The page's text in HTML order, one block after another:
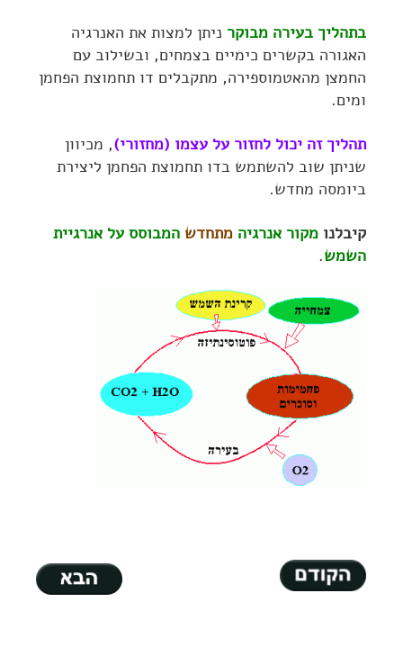
בתהליך בעירה מבוקר ניתן למצות את האנרגיה
האגורה בקשרים כימיים בצמחים, ובשילוב עם
החמצן מהאטמוספירה, מתקבלים דו תחמוצת הפחמן
ומים.
תהליך זה יכול לחזור על עצמו (מחזורי), מכיוון
שניתן שוב להשתמש בדו תחמוצת הפחמן ליצירת
ביומסה מחדש.
קיבלנו מקור אנרגיה מתחדש המבוסס על אנרגיית
השמש.